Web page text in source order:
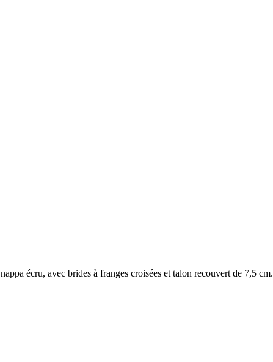
écru, avec brides à franges croisées et talon recouvert de 7,5 cm.